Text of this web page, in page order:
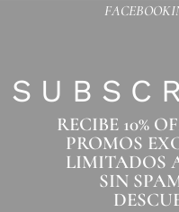
FACEBOOK
RECIBE 10%
PROMOS
LIMITADOS
SIN